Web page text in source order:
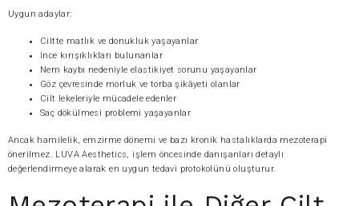
Uygun adaylar:
Ciltte matlık ve donukluk yaşayanlar
İnce kırışıklıkları bulunanlar
Nem kaybı nedeniyle elastikiyet sorunu yaşayanlar
Göz çevresinde morluk ve torba şikâyeti olanlar
Cilt lekeleriyle mücadele edenler
Saç dökülmesi problemi yaşayanlar
Ancak hamilelik, emzirme dönemi ve bazı kronik hastalıklarda mezoterapi
önerilmez. LUVA Aesthetics, işlem öncesinde danışanları detaylı
değerlendirmeye alarak en uygun tedavi protokolünü oluşturur.